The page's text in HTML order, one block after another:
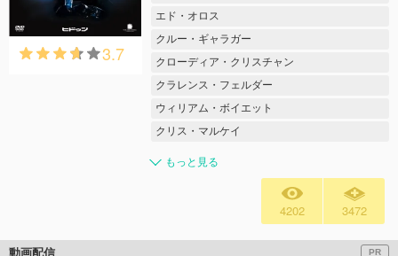
3.7
エド・オロス
クルー・ギャラガー
クローディア・クリスチャン
クラレンス・フェルダー
ウィリアム・ボイエット
クリス・マルケイ
もっと見る
4202 3472
動画配信 PR